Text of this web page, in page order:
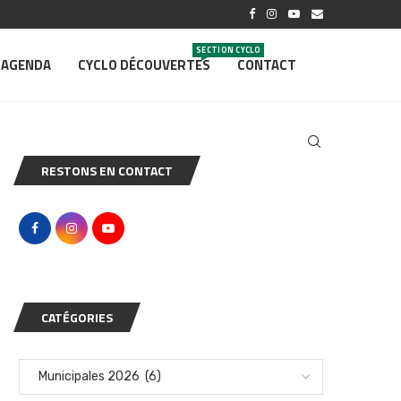
AGENDA CYCLO DÉCOUVERTES
SECTION CYCLO
CONTACT
RESTONS EN CONTACT
CATÉGORIES